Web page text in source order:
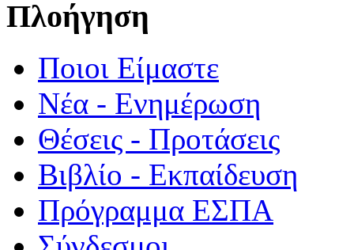
Πλοήγηση
Ποιοι Είμαστε
Νέα - Ενημέρωση
Θέσεις - Προτάσεις
Βιβλίο - Εκπαίδευση
Πρόγραμμα ΕΣΠΑ